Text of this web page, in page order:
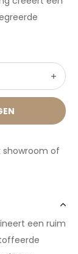
showroom of
een ruim